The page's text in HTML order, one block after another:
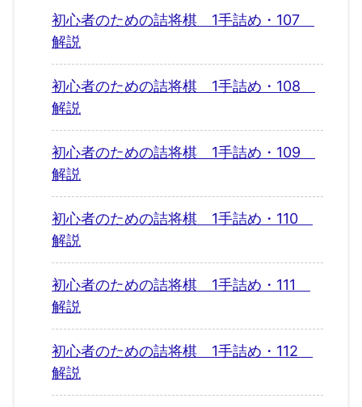
初心者のための詰将棋 1手詰め・107
解説
初心者のための詰将棋 1手詰め・108
解説
初心者のための詰将棋 1手詰め・109
解説
初心者のための詰将棋 1手詰め・110
解説
初心者のための詰将棋 1手詰め・111
解説
初心者のための詰将棋 1手詰め・112
解説